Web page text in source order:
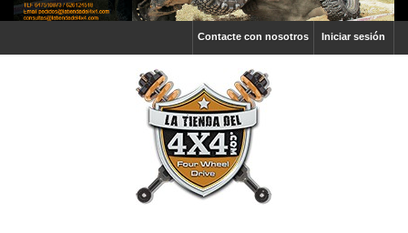
Iniciar sesión
Contacte con nosotros